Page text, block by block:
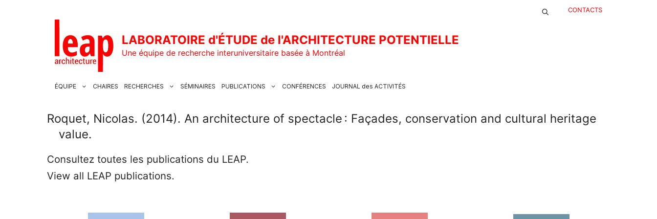
CONTACTS
LABORATOIRE d'ÉTUDE de l'ARCHITECTURE POTENTIELLE
Une équipe de recherche interuniversitaire basée à Montréal
ÉQUIPE CHAIRES RECHERCHES SÉMINAIRES PUBLICATIONS CONFÉRENCES JOURNAL des ACTIVITÉS
Roquet, Nicolas. (2014). An architecture of spectacle : Façades, conservation and cultural heritage
value.
Consultez toutes les publications du LEAP.
View all LEAP publications.